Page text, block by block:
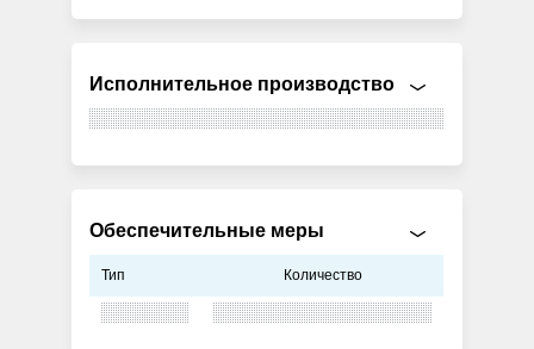
Исполнительное производство
Обеспечительные меры
Тип Количество